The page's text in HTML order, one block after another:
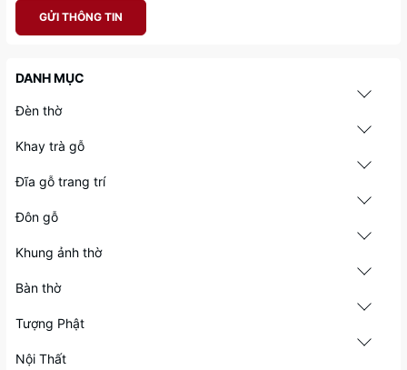
GỬI THÔNG TIN
DANH MỤC
Đèn thờ
Khay trà gỗ
Đĩa gỗ trang trí
Đôn gỗ
Khung ảnh thờ
Bàn thờ
Tượng Phật
Nội Thất